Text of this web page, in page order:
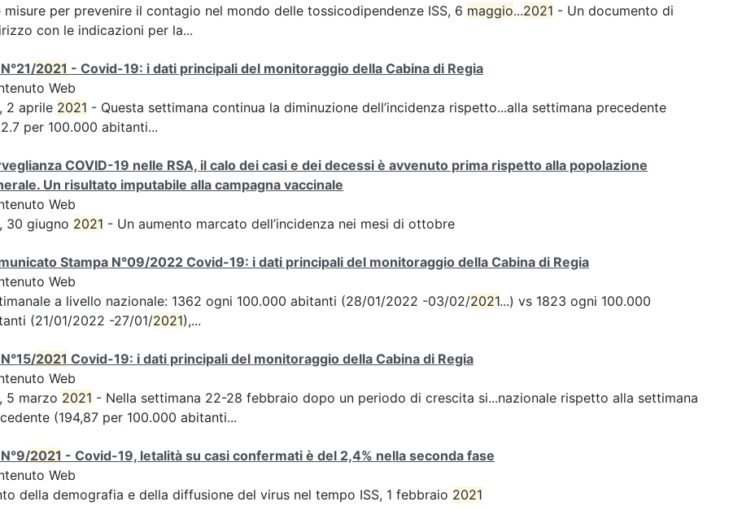
misure per prevenire il contagio nel mondo delle tossicodipendenze ISS, 6 maggio...2021 - Un documento di
con le indicazioni per la...
2021 - Covid-19: i dati principali del monitoraggio della Cabina di Regia
Web
2 aprile 2021 - Questa settimana continua la diminuzione dell’incidenza rispetto...alla settimana precedente
per 100.000 abitanti...
COVID-19 nelle RSA, il calo dei casi e dei decessi è avvenuto prima rispetto alla popolazione
Un risultato imputabile alla campagna vaccinale
Web
30 giugno 2021 - Un aumento marcato dell’incidenza nei mesi di ottobre
Stampa N°09/2022 Covid-19: i dati principali del monitoraggio della Cabina di Regia
Web
a livello nazionale: 1362 ogni 100.000 abitanti (28/01/2022 -03/02/2021...) vs 1823 ogni 100.000
(21/01/2022 -27/01/2021),...
2021 Covid-19: i dati principali del monitoraggio della Cabina di Regia
Web
5 marzo 2021 - Nella settimana 22-28 febbraio dopo un periodo di crescita si...nazionale rispetto alla settimana
(194,87 per 100.000 abitanti...
2021 - Covid-19, letalità su casi confermati è del 2,4% nella seconda fase
Web
della demografia e della diffusione del virus nel tempo ISS, 1 febbraio 2021